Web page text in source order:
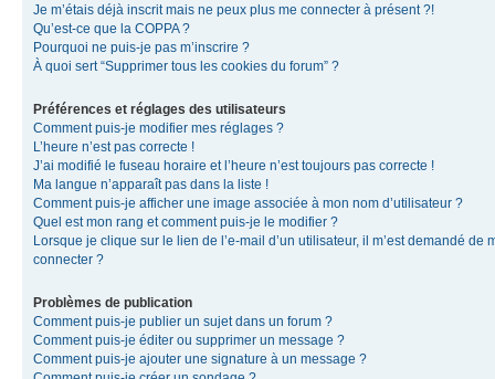
Je m’étais déjà inscrit mais ne peux plus me connecter à présent ?!
Qu’est-ce que la COPPA ?
Pourquoi ne puis-je pas m’inscrire ?
À quoi sert “Supprimer tous les cookies du forum” ?
Préférences et réglages des utilisateurs
Comment puis-je modifier mes réglages ?
L’heure n’est pas correcte !
J’ai modifié le fuseau horaire et l’heure n’est toujours pas correcte !
Ma langue n’apparaît pas dans la liste !
Comment puis-je afficher une image associée à mon nom d’utilisateur ?
Quel est mon rang et comment puis-je le modifier ?
Lorsque je clique sur le lien de l’e-mail d’un utilisateur, il m’est demandé de
connecter ?
Problèmes de publication
Comment puis-je publier un sujet dans un forum ?
Comment puis-je éditer ou supprimer un message ?
Comment puis-je ajouter une signature à un message ?